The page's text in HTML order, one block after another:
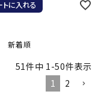
トに入れる
新着順
51件中 1 -50件表示
1
2